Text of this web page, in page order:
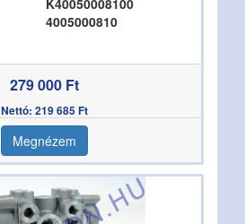
4005000810
279 000 Ft
Nettó: 219 685 Ft
Megnézem